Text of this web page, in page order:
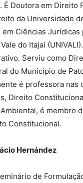
É Doutora em Direito
da Universidade
Ciências Jurídicas
do Itajaí
Serviu como
do Município de
é professora nas
Direito
é membro
Constitucional.
Hernández
de